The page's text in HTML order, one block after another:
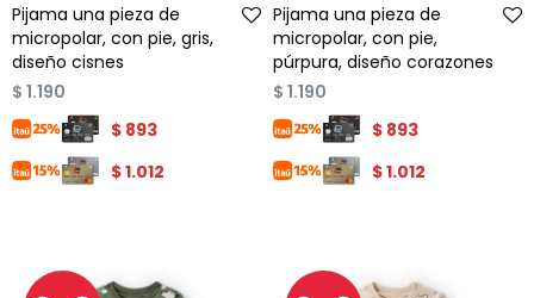
Pijama una pieza de
micropolar, con pie, gris,
diseño cisnes
$ 1.190
$ 893
$1.012
Pijama una pieza de
micropolar, con pie,
púrpura, diseño corazones
$ 1.190
$ 893
$1.012